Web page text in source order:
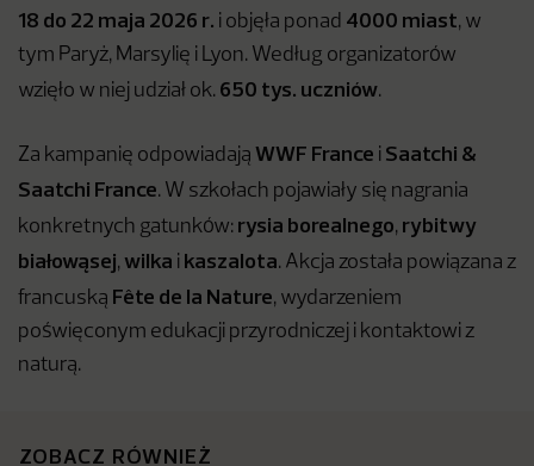
18 do 22 maja 2026 r. i objęła ponad 4000 miast, w
tym Paryż, Marsylię i Lyon. Według organizatorów
wzięło w niej udział ok. 650 tys. uczniów.
Za kampanię odpowiadają WWF France i Saatchi &
Saatchi France. W szkołach pojawiały się nagrania
konkretnych gatunków: rysia borealnego, rybitwy
białowąsej, wilka i kaszalota. Akcja została powiązana z
francuską Fête de la Nature, wydarzeniem
poświęconym edukacji przyrodniczej i kontaktowi z
naturą.
ZOBACZ RÓWNIEŻ